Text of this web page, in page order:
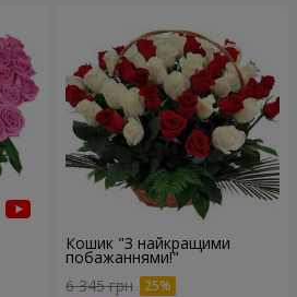
Кошик "З найкращими
побажаннями!"
6 345 грн